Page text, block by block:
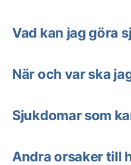
Vad kan jag göra
När och var ska
Sjukdomar som
Andra orsaker till